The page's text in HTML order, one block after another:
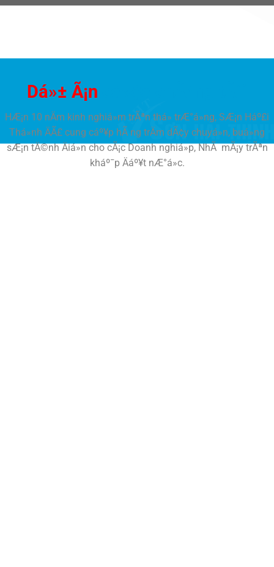
Dá»± Ã¡n
HÆ¡n 10 nÄm kinh nghiá»m trÃªn thá» trÆ°á»ng, SÆ¡n Háº£i
Thá»nh ÄÃ£ cung cáº¥p hÃ ng trÄm dÃ¢y chuyá»n, buá»ng
sÆ¡n tÄ©nh Äiá»n cho cÃ¡c Doanh nghiá»p, NhÃ mÃ¡y trÃªn
kháº¯p Äáº¥t nÆ°á»c.